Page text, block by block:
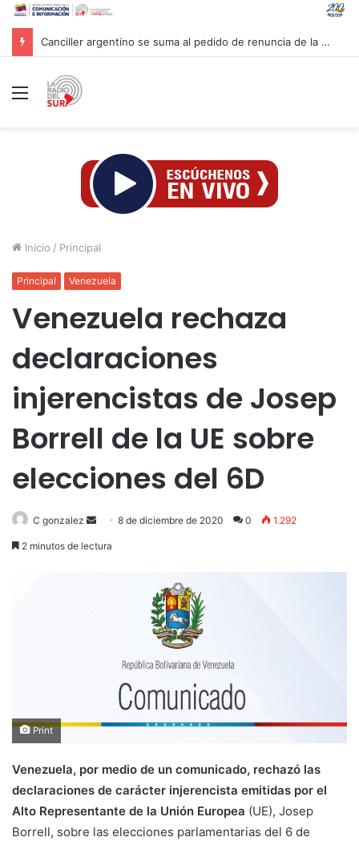
Canciller argentino se suma al pedido de renuncia de la vicepresidenta Villarruel
Menú
Inicio / Principal
Principal Venezuela
Venezuela rechaza
declaraciones
injerencistas de Josep
Borrell de la UE sobre
elecciones del 6D
C gonzalez
Send8 de diciembre de 2020 0 1.292
2 minutos de lectura
Print
Venezuela, por medio de un comunicado, rechazó las
declaraciones de carácter injerencista emitidas por el
Alto Representante de la Unión Europea (UE), Josep
Borrell, sobre las elecciones parlamentarias del 6 de